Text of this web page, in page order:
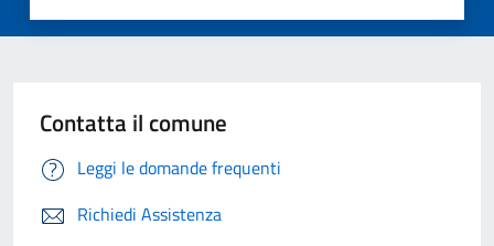
Contatta il comune
Leggi le domande frequenti
Richiedi Assistenza